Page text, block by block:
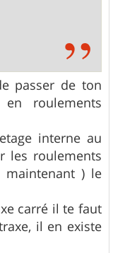
passer de ton
roulements
interne au
les roulements
maintenant ) le
carré il te faut
il en existe